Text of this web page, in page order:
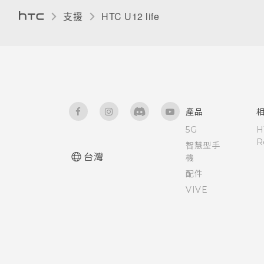
支援 HTC U12 life‎
台灣
產品
5G
智慧型手
機
配件
VIVE